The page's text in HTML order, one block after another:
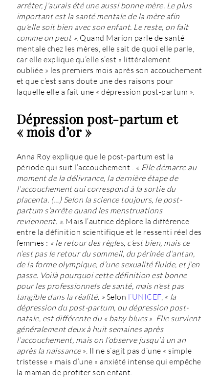
arrêter, j’aurais été une aussi bonne mère. Le plus
important est la santé mentale de la mère afin
qu’elle soit bien avec son enfant. Le reste, on fait
comme on peut ». Quand Marion parle de santé
mentale chez les mères, elle sait de quoi elle parle,
car elle explique qu’elle s’est « littéralement
oubliée » les premiers mois après son accouchement
et que c’est sans doute une des raisons pour
laquelle elle a fait une « dépression post-partum ».
Dépression post-partum et
« mois d’or »
Anna Roy explique que le post-partum est la
période qui suit l’accouchement : « Elle démarre au
moment de la délivrance, la dernière étape de
l’accouchement qui correspond à la sortie du
placenta. (…) Selon la science toujours, le post-
partum s’arrête quand les menstruations
reviennent. ». Mais l’autrice déplore la différence
entre la définition scientifique et le ressenti réel des
femmes : « le retour des règles, c’est bien, mais ce
n’est pas le retour du sommeil, du périnée d’antan,
de la forme olympique, d’une sexualité fluide, et j’en
passe. Voilà pourquoi cette définition est bonne
pour les professionnels de santé, mais n’est pas
tangible dans la réalité. » Selon l’UNICEF, « la
dépression du post-partum, ou dépression post-
natale, est différente du « baby blues ». Elle survient
généralement deux à huit semaines après
l’accouchement, mais on l’observe jusqu’à un an
après la naissance ». Il ne s’agit pas d’une « simple
tristesse » mais d’une « anxiété intense qui empêche
la maman de profiter son enfant.